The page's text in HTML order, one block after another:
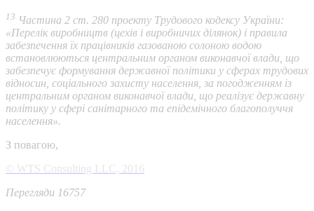
13 Частина 2 ст. 280 проекту Трудового кодексу України:
«Перелік виробництв (цехів і виробничих ділянок) і правила
забезпечення їх працівників газованою солоною водою
встановлюються центральним органом виконавчої влади, що
забезпечує формування державної політики у сферах трудових
відносин, соціального захисту населення, за погодженням із
центральним органом виконавчої влади, що реалізує державну
політику у сфері санітарного та епідемічного благополуччя
населення».
З повагою,
© WTS Consulting LLC, 2016
Перегляди 16757